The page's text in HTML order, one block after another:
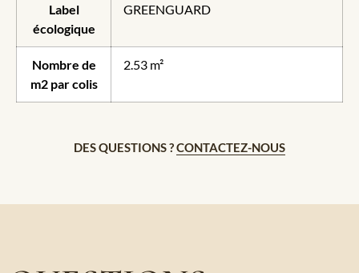
Label
écologique
GREENGUARD
Nombre de
m2 par colis
2.53 m²
DES QUESTIONS ?CONTACTEZ-NOUS